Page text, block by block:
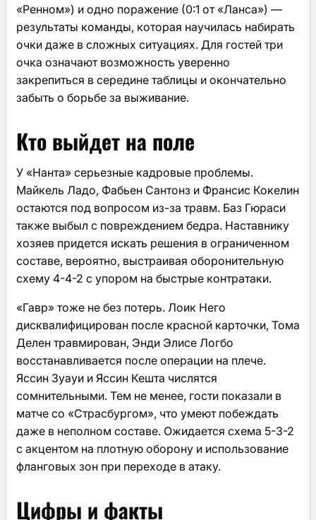
«Ренном») и одно поражение (0:1 от «Ланса») —
результаты команды, которая научилась набирать
очки даже в сложных ситуациях. Для гостей три
очка означают возможность уверенно
закрепиться в середине таблицы и окончательно
забыть о борьбе за выживание.
Кто выйдет на поле
У «Нанта» серьезные кадровые проблемы.
Майкель Ладо, Фабьен Сантонз и Франсис Кокелин
остаются под вопросом из-за травм. Баз Гюраси
также выбыл с повреждением бедра. Наставнику
хозяев придется искать решения в ограниченном
составе, вероятно, выстраивая оборонительную
схему 4-4-2 с упором на быстрые контратаки.
«Гавр» тоже не без потерь. Лоик Него
дисквалифицирован после красной карточки, Тома
Делен травмирован, Энди Элисе Логбо
восстанавливается после операции на плече.
Яссин Зуауи и Яссин Кешта числятся
сомнительными. Тем не менее, гости показали в
матче со «Страсбургом», что умеют побеждать
даже в неполном составе. Ожидается схема 5-3-2
с акцентом на плотную оборону и использование
фланговых зон при переходе в атаку.
Цифры и факты